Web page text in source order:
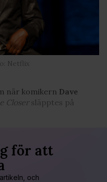
Netflix
när komikern Dave
Closersläpptes på
för att
och